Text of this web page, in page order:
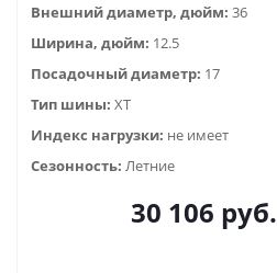
Внешний диаметр, дюйм: 36
Ширина, дюйм: 12.5
Посадочный диаметр: 17
Тип шины: ХТ
Индекс нагрузки: не имеет
Сезонность: Летние
30 106 руб.